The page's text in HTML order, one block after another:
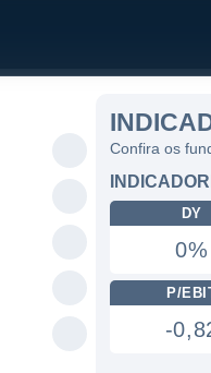
Confira os
DY
0%
P/
-